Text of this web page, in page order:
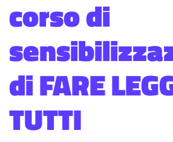
corso di
di FARE
TUTTI